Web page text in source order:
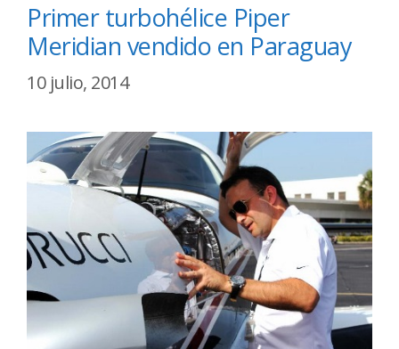
Primer turbohélice Piper
Meridian vendido en Paraguay
10 julio, 2014